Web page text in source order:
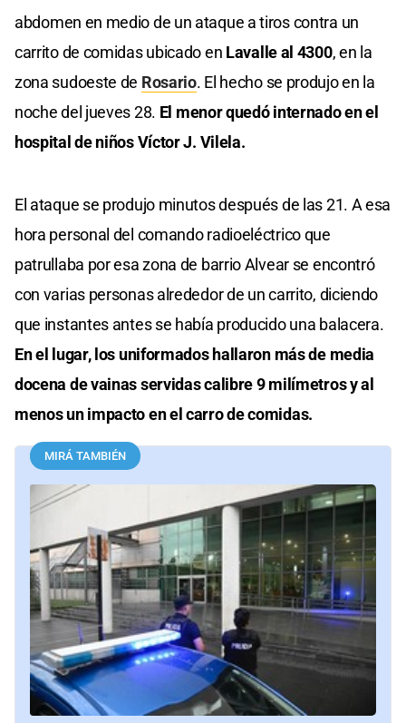
abdomen en medio de un ataque a tiros contra un
carrito de comidas ubicado en Lavalle al 4300, en la
zona sudoeste de Rosario. El hecho se produjo en la
noche del jueves 28. El menor quedó internado en el
hospital de niños Víctor J. Vilela.
El ataque se produjo minutos después de las 21. A esa
hora personal del comando radioeléctrico que
patrullaba por esa zona de barrio Alvear se encontró
con varias personas alrededor de un carrito, diciendo
que instantes antes se había producido una balacera.
En el lugar, los uniformados hallaron más de media
docena de vainas servidas calibre 9 milímetros y al
menos un impacto en el carro de comidas.
MIRÁ TAMBIÉN